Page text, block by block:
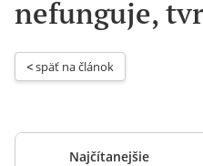
nefunguje,
< späť na článok
Najčítanejšie